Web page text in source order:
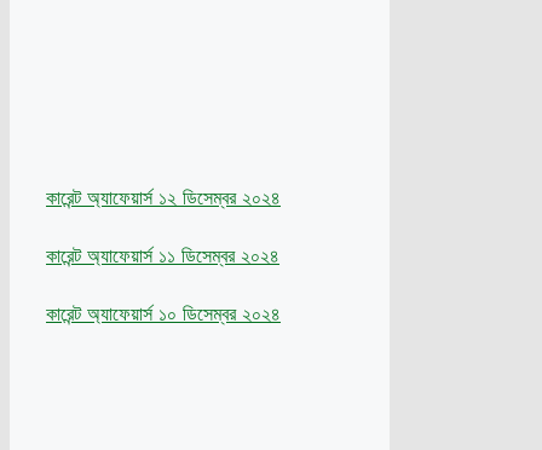
কারেন্ট অ্যাফেয়ার্স ১২ ডিসেম্বর ২০২৪
কারেন্ট অ্যাফেয়ার্স ১১ ডিসেম্বর ২০২৪
কারেন্ট অ্যাফেয়ার্স ১০ ডিসেম্বর ২০২৪